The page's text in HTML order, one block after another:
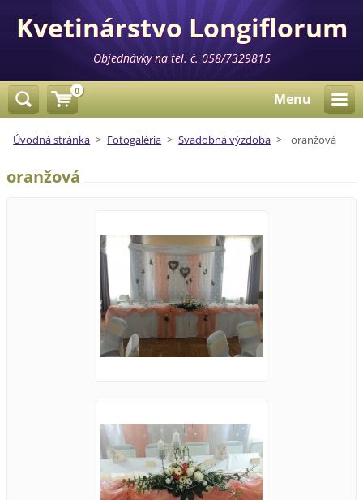
Kvetinárstvo Longiflorum
Objednávky na tel. č. 058/7329815
Menu
Úvodná stránka > Fotogaléria > Svadobná výzdoba > oranžová
oranžová
0